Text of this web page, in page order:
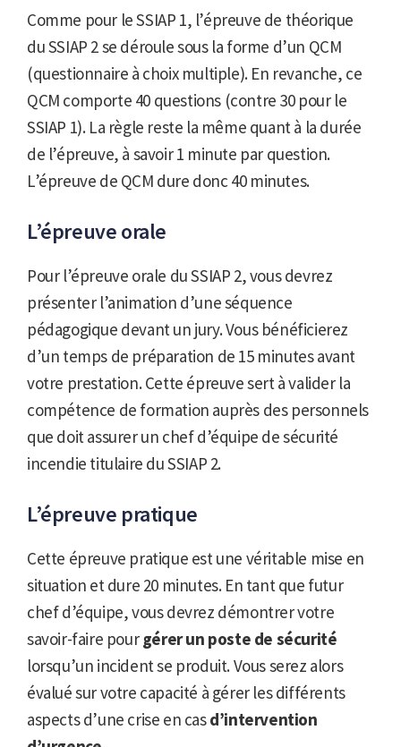
Comme pour le SSIAP 1, l’épreuve de théorique
du SSIAP 2 se déroule sous la forme d’un QCM
(questionnaire à choix multiple). En revanche, ce
QCM comporte 40 questions (contre 30 pour le
SSIAP 1). La règle reste la même quant à la durée
de l’épreuve, à savoir 1 minute par question.
L’épreuve de QCM dure donc 40 minutes.
L’épreuve orale
Pour l’épreuve orale du SSIAP 2, vous devrez
présenter l’animation d’une séquence
pédagogique devant un jury. Vous bénéficierez
d’un temps de préparation de 15 minutes avant
votre prestation. Cette épreuve sert à valider la
compétence de formation auprès des personnels
que doit assurer un chef d’équipe de sécurité
incendie titulaire du SSIAP 2.
L’épreuve pratique
Cette épreuve pratique est une véritable mise en
situation et dure 20 minutes. En tant que futur
chef d’équipe, vous devrez démontrer votre
savoir-faire pourgérer un poste de sécurité
lorsqu’un incident se produit. Vous serez alors
évalué sur votre capacité à gérer les différents
aspects d’une crise en casd’intervention